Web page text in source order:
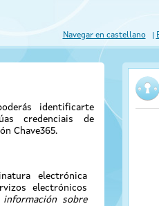
Navegar en castellano
identificarte
credenciais de
Chave365.
electrónica
electrónicos
información sobre